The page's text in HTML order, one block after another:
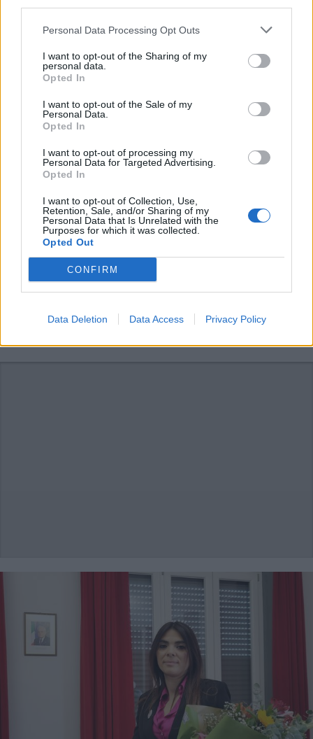
Personal Data Processing Opt Outs
I want to opt-out of the Sharing of my
personal data.
Opted In
I want to opt-out of the Sale of my
Personal Data.
Opted In
I want to opt-out of processing my
Personal Data for Targeted Advertising.
Opted In
I want to opt-out of Collection, Use,
Retention, Sale, and/or Sharing of my
Personal Data that Is Unrelated with the
Purposes for which it was collected.
Opted Out
CONFIRM
Data Deletion Data Access Privacy Policy
BUSTO GAROLFO
Sicurezza nel mirino delle
opposizioni: “Troppi furti nelle
“Nessuna esclation”